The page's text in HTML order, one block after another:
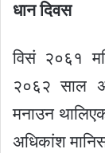
धान दिवस
विसं २०६१
२०६२ साल
मनाउन
अधिकांश